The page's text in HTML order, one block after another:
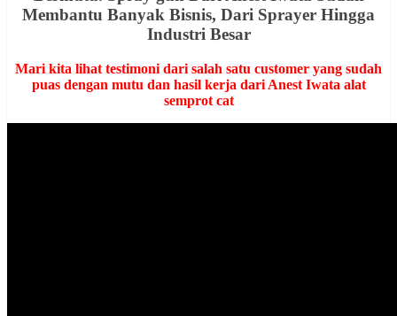
Membantu Banyak Bisnis, Dari Sprayer Hingga
Industri Besar
Mari kita lihat testimoni dari salah satu customer yang sudah
puas dengan mutu dan hasil kerja dari Anest Iwata alat
semprot cat